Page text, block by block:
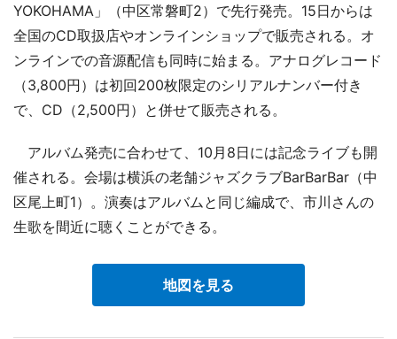
YOKOHAMA」（中区常磐町2）で先行発売。15日からは
全国のCD取扱店やオンラインショップで販売される。オ
ンラインでの音源配信も同時に始まる。アナログレコード
（3,800円）は初回200枚限定のシリアルナンバー付き
で、CD（2,500円）と併せて販売される。
アルバム発売に合わせて、10月8日には記念ライブも開
催される。会場は横浜の老舗ジャズクラブBarBarBar（中
区尾上町1）。演奏はアルバムと同じ編成で、市川さんの
生歌を間近に聴くことができる。
地図を見る